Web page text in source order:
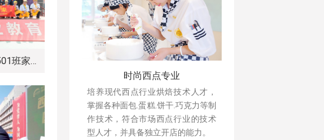
西安新东方烹饪技工学校金鼎大厨2501班家长会隆重举行
时尚西点专业
培养现代西点行业烘焙技术人才，
掌握各种面包.蛋糕.饼干.巧克力等制
作技术，符合市场西点行业的技术
型人才，并具备独立开店的能力。